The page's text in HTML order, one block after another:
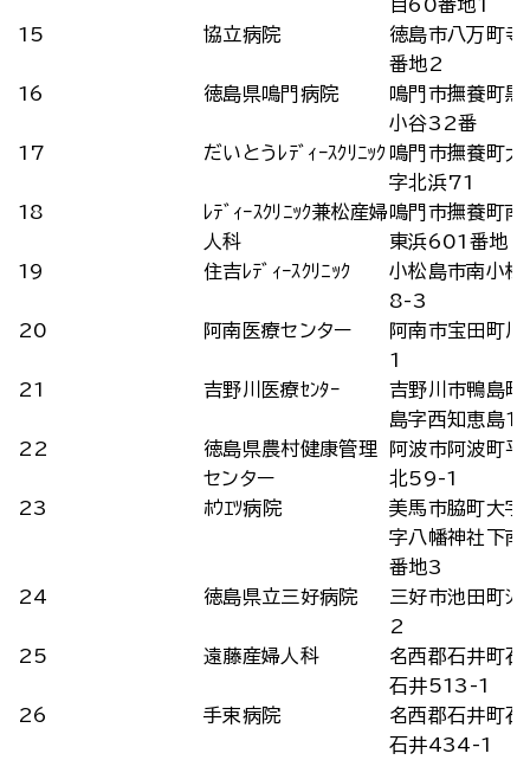
目60番地1
15
協立病院
徳島市八万町
番地2
16
徳島県鳴門病院
鳴門市撫養町黒
小谷32番
17
だいとうﾚﾃﾞｨｰｽｸﾘﾆｯｸ 鳴門市撫養町大
字北浜71
18
ﾚﾃﾞｨｰｽｸﾘﾆｯｸ兼松産婦
人科
鳴門市撫養町南
東浜601番地
19
住吉ﾚﾃﾞｨｰｽｸﾘﾆｯｸ
小松島市南小松
8-3
20
阿南医療センター
阿南市宝田町
1
21
吉野川医療ｾﾝﾀｰ
吉野川市鴨島町
島字西知恵島
22
徳島県農村健康管理
センター
阿波市阿波町平
北59-1
23
ﾎｳｴﾂ病院
美馬市脇町大字
字八幡神社下
番地3
24
徳島県立三好病院
三好市池田町ｼ
2
25
遠藤産婦人科
名西郡石井町石
石井513-1
26
手束病院
名西郡石井町石
石井434-1